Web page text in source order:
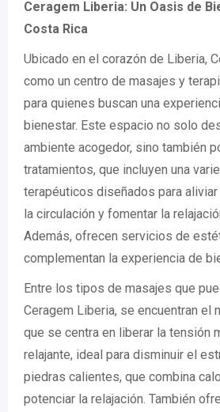
Ceragem Liberia: Un Oasis de
Costa Rica
Ubicado en el corazón de Liberia,
como un centro de masajes y
para quienes buscan una
bienestar. Este espacio no solo
ambiente acogedor, sino también
tratamientos, que incluyen una
terapéuticos diseñados para
la circulación y fomentar la
Además, ofrecen servicios de
complementan la experiencia de
Entre los tipos de masajes que
Ceragem Liberia, se encuentran el
que se centra en liberar la tensión
relajante, ideal para disminuir el
piedras calientes, que combina
potenciar la relajación. También